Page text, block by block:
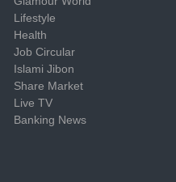
Lifestyle
Health
Job Circular
Islami Jibon
Share Market
Live TV
Banking News